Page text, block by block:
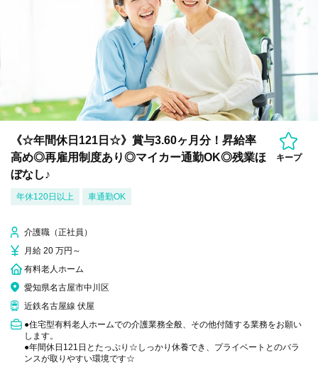
《☆年間休日121日☆》賞与3.60ヶ月分！昇給率
高め◎再雇用制度あり◎マイカー通勤OK◎残業ほ
ぼなし♪
キープ
年休120日以上 車通勤OK
介護職（正社員）
月給 20 万円～
有料老人ホーム
愛知県名古屋市中川区
近鉄名古屋線 伏屋
●住宅型有料老人ホームでの介護業務全般、その他付随する業務をお願い
します。
●年間休日121日とたっぷり☆しっかり休養でき、プライベートとのバラ
ンスが取りやすい環境です☆